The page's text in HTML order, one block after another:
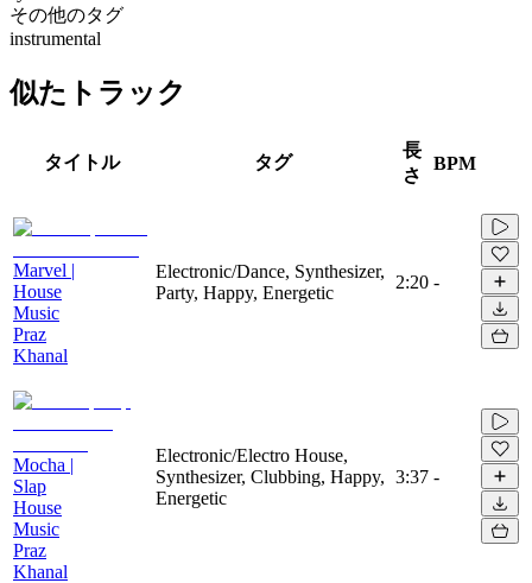
その他のタグ
instrumental
似たトラック
タイトル タグ
長
さ
BPM
Marvel |
House
Music
Praz
Khanal
Electronic/Dance, Synthesizer,
Party, Happy, Energetic
2:20 -
Mocha |
Slap
House
Music
Praz
Khanal
Electronic/Electro House,
Synthesizer, Clubbing, Happy,
Energetic
3:37 -